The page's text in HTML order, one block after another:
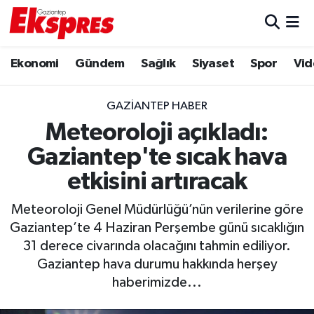
Ekonomi Gündem Sağlık Siyaset Spor
GAZIANTEP HABER
Meteoroloji açıkladı:
Gaziantep'te sıcak hava
etkisini artıracak
Meteoroloji Genel Müdürlüğü’nün verilerine göre
Gaziantep’te 4 Haziran Perşembe günü sıcaklığın
31 derece civarında olacağını tahmin ediliyor.
Gaziantep hava durumu hakkında herşey
haberimizde...
Ekonomi
Gaziantep son dakika
Genel
Haberler
Kültür Sanat
Trafik Durumu
Puan Durumu ve Fikstür
Tüm Manşetler
Haber Arşivi